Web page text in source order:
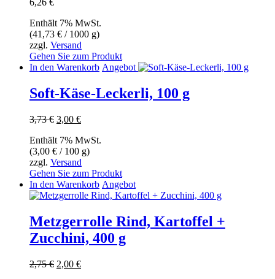
6,26 €
Enthält 7% MwSt.
(41,73 € / 1000 g)
zzgl. Versand
Gehen Sie zum Produkt
In den Warenkorb Angebot
Soft-Käse-Leckerli, 100 g
3,73€ Ursprünglicher
war:
3,73 €
3,00 €Aktueller
ist:
3,00 €.
Enthält 7% MwSt.
(3,00 € / 100 g)
zzgl. Versand
Gehen Sie zum Produkt
In den Warenkorb Angebot
Metzgerrolle Rind, Kartoffel +
Zucchini, 400 g
2,75€ Ursprünglicher
2,00 €Aktueller